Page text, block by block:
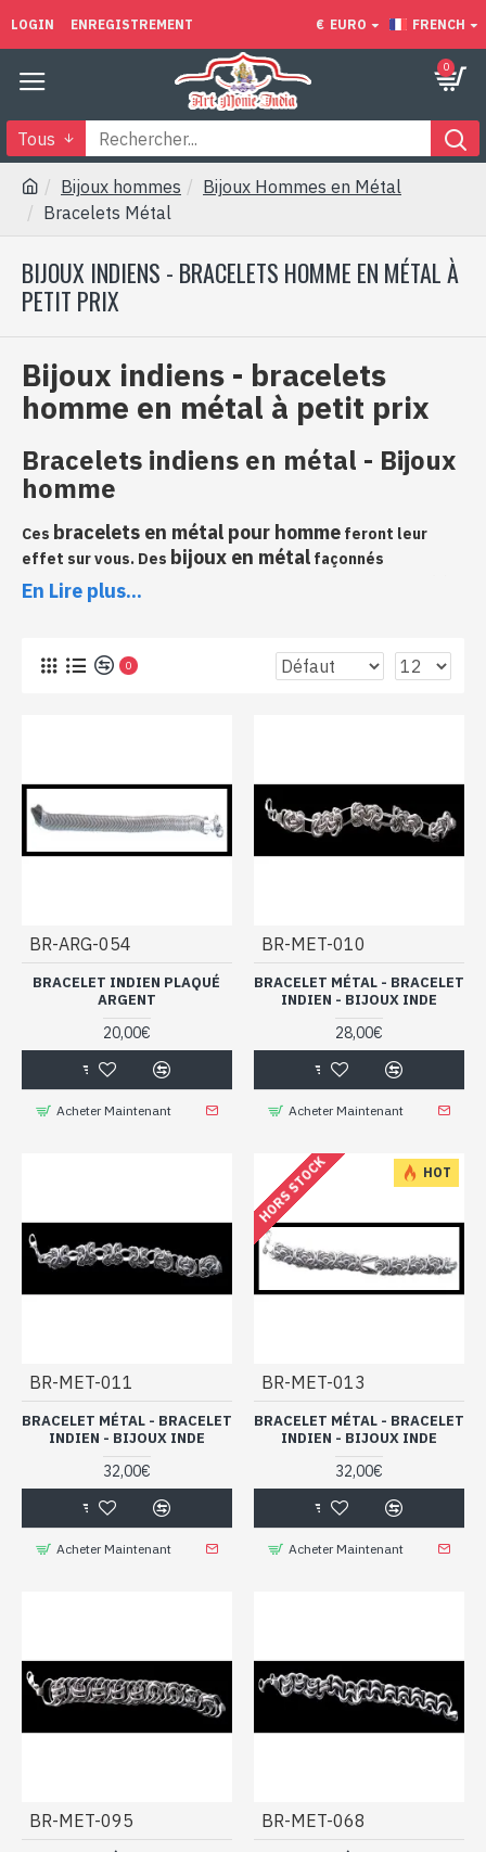
LOGIN ENREGISTREMENT € EURO FRENCH
0
Tous
Bijoux hommes
Bijoux Hommes en Métal
Bracelets Métal
BIJOUX INDIENS - BRACELETS HOMME EN MÉTAL À
PETIT PRIX
Bijoux indiens - bracelets
homme en métal à petit prix
Bracelets indiens en métal - Bijoux
homme
Ces bracelets en métal pour homme feront leur
effet sur vous. Des bijoux en métal façonnés
minutieusement par des artisans indiens. Un choix varié à
des prix très intéressants !
Collection de bracelets en métal pour
homme, des bijoux indiens qui
En Lire plus...
0
BR-ARG-054
BRACELET INDIEN PLAQUÉ
ARGENT
20,00€
Acheter Maintenant
BR-MET-010
BRACELET MÉTAL - BRACELET
INDIEN - BIJOUX INDE
28,00€
Acheter Maintenant
BR-MET-011
BRACELET MÉTAL - BRACELET
INDIEN - BIJOUX INDE
32,00€
Acheter Maintenant
HOT
HORS STOCK
BR-MET-013
BRACELET MÉTAL - BRACELET
INDIEN - BIJOUX INDE
32,00€
Acheter Maintenant
BR-MET-095 BR-MET-068